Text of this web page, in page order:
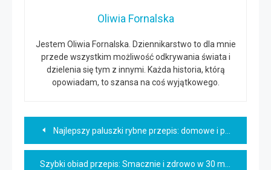
Oliwia Fornalska
Jestem Oliwia Fornalska. Dziennikarstwo to dla mnie
przede wszystkim możliwość odkrywania świata i
dzielenia się tym z innymi. Każda historia, którą
opowiadam, to szansa na coś wyjątkowego.
Nawigacja
wpisu
Najlepszy paluszki rybne przepis: domowe i pyszne!
Szybki obiad przepis: Smacznie i zdrowo w 30 minut